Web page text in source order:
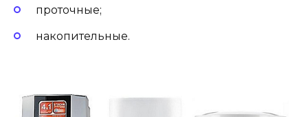
проточные;
накопительные.